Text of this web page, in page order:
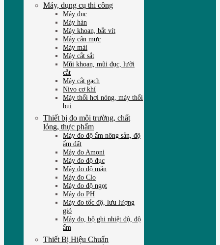
Máy, dụng cụ thi công
Máy đục
Máy hàn
Máy khoan, bắt vít
Máy cân mực
Máy mài
Máy cắt sắt
Mũi khoan, mũi đục, lưỡi
cắt
Máy cắt gạch
Nivo cơ khí
Máy thổi hơi nóng, máy thổi
bụi
Thiết bị đo môi trường, chất
lỏng, thực phẩm
Máy đo độ ẩm nông sản, độ
ẩm đất
Máy đo Amoni
Máy đo độ đục
Máy đo độ mặn
Máy đo Clo
Máy đo độ ngọt
Máy đo PH
Máy đo tốc độ, lưu lượng
gió
Máy đo, bộ ghi nhiệt độ, độ
ẩm
Thiết Bị Hiệu Chuẩn